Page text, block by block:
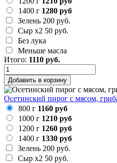
1400 г 1280 руб
Зелень 200 руб.
Сыр х2 50 руб.
Без лука
Меньше масла
Итого: 1110 руб.
Добавить в корзину
Осетинский пирог с мясом,
800 г 1160 руб
1000 г 1210 руб
1200 г 1260 руб
1400 г 1330 руб
Зелень 200 руб.
Сыр х2 50 руб.